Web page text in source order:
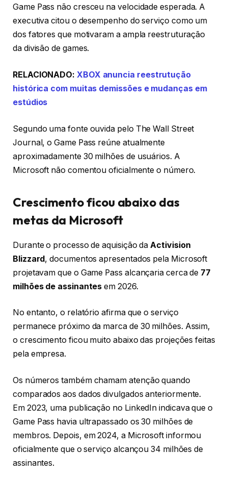
Game Pass não cresceu na velocidade esperada. A
executiva citou o desempenho do serviço como um
dos fatores que motivaram a ampla reestruturação
da divisão de games.
RELACIONADO: XBOX anuncia reestrutução
histórica com muitas demissões e mudanças em
estúdios
Segundo uma fonte ouvida pelo The Wall Street
Journal, o Game Pass reúne atualmente
aproximadamente 30 milhões de usuários. A
Microsoft não comentou oficialmente o número.
Crescimento ficou abaixo das
metas da Microsoft
Durante o processo de aquisição da Activision
Blizzard, documentos apresentados pela Microsoft
projetavam que o Game Pass alcançaria cerca de 77
milhões de assinantes em 2026.
No entanto, o relatório afirma que o serviço
permanece próximo da marca de 30 milhões. Assim,
o crescimento ficou muito abaixo das projeções feitas
pela empresa.
Os números também chamam atenção quando
comparados aos dados divulgados anteriormente.
Em 2023, uma publicação no LinkedIn indicava que o
Game Pass havia ultrapassado os 30 milhões de
membros. Depois, em 2024, a Microsoft informou
oficialmente que o serviço alcançou 34 milhões de
assinantes.